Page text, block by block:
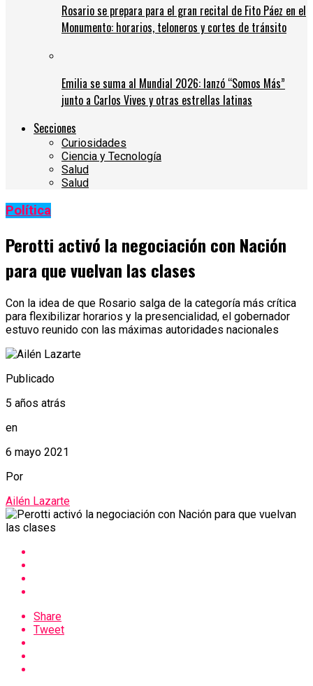
Rosario se prepara para el gran recital de Fito Páez en el
Monumento: horarios, teloneros y cortes de tránsito
Emilia se suma al Mundial 2026: lanzó “Somos Más”
junto a Carlos Vives y otras estrellas latinas
Secciones
Curiosidades
Ciencia y Tecnología
Salud
Salud
Política
Perotti activó la negociación con Nación
para que vuelvan las clases
Con la idea de que Rosario salga de la categoría más crítica
para flexibilizar horarios y la presencialidad, el gobernador
estuvo reunido con las máximas autoridades nacionales
Publicado
5 años atrás
en
6 mayo 2021
Por
Ailén Lazarte
Share
Tweet